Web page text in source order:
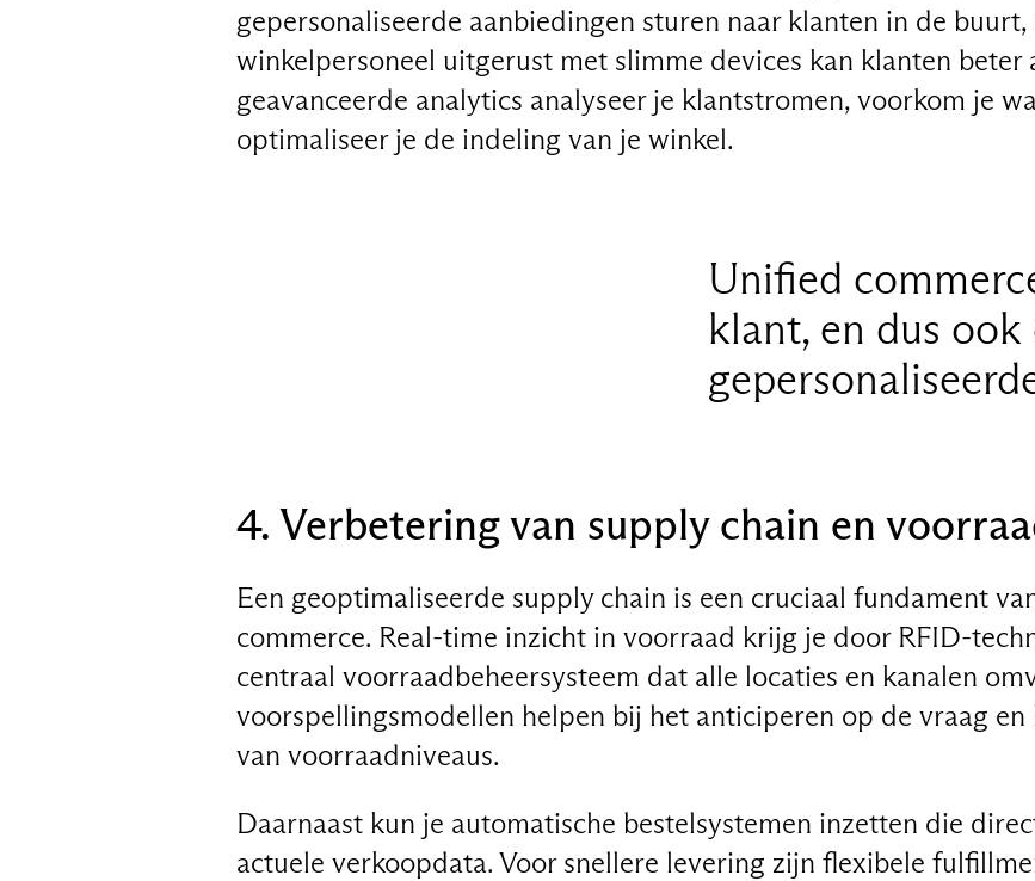
gepersonaliseerde aanbiedingen sturen naar klanten in de buurt,
winkelpersoneel uitgerust met slimme devices kan klanten beter
geavanceerde analytics analyseer je klantstromen, voorkom je
optimaliseer je de indeling van je winkel.
Unified
klant, en dus ook
4. Verbetering van supply chain en
Een geoptimaliseerde supply chain is een cruciaal fundament
commerce. Real-time inzicht in voorraad krijg je door RFID-
centraal voorraadbeheersysteem dat alle locaties en kanalen
voorspellingsmodellen helpen bij het anticiperen op de vraag
van voorraadniveaus.
Daarnaast kun je automatische bestelsystemen inzetten die
actuele verkoopdata. Voor snellere levering zijn flexibele